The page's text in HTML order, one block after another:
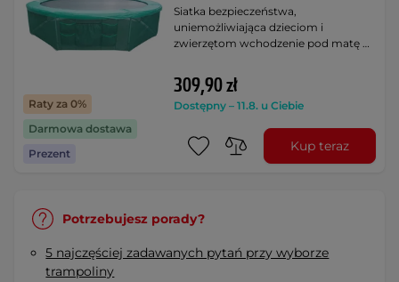
Raty za 0%
Darmowa dostawa
Prezent
Siatka bezpieczeństwa,
uniemożliwiająca dzieciom i
zwierzętom wchodzenie pod matę …
309,90 zł
Dostępny – 11.8. u Ciebie
Kup teraz
Potrzebujesz porady?
5 najczęściej zadawanych pytań przy wyborze
trampoliny